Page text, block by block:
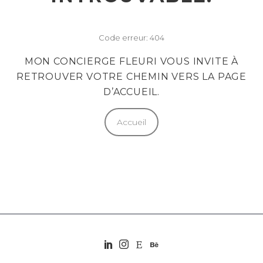
Code erreur: 404
MON CONCIERGE FLEURI VOUS INVITE À
RETROUVER VOTRE CHEMIN VERS LA PAGE
D’ACCUEIL.
Accueil